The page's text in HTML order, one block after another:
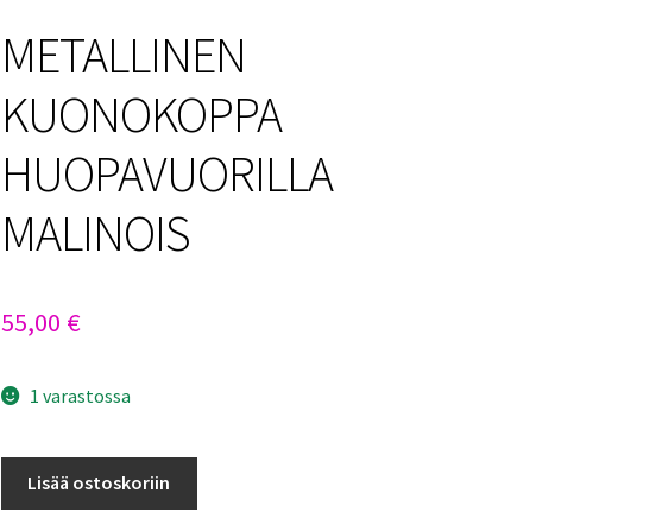
METALLINEN
KUONOKOPPA
HUOPAVUORILLA
MALINOIS
55,00 €
1 varastossa
Lisää ostoskoriin